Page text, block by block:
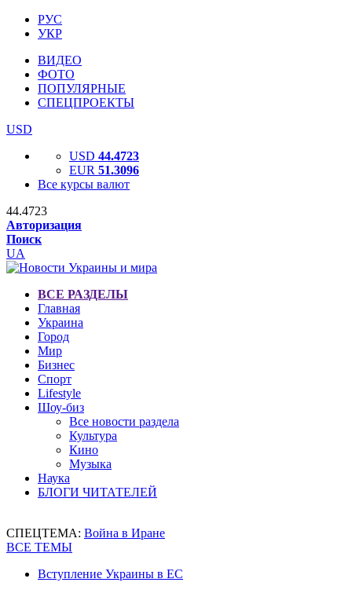
РУС
УКР
ВИДЕО
ФОТО
ПОПУЛЯРНЫЕ
СПЕЦПРОЕКТЫ
USD
USD 44.4723
EUR 51.3096
Все курсы валют
44.4723
Авторизация
Поиск
UA
ВСЕ РАЗДЕЛЫ
Главная
Украина
Город
Мир
Бизнес
Спорт
Lifestyle
Шоу-биз
Все новости раздела
Культура
Кино
Музыка
Наука
БЛОГИ ЧИТАТЕЛЕЙ
СПЕЦТЕМА: Война в Иране
ВСЕ ТЕМЫ
Вступление Украины в ЕС